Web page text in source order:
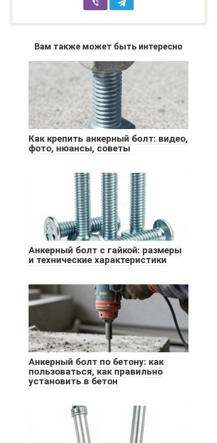
Вам также может быть интересно
Как крепить анкерный болт: видео,
фото, нюансы, советы
Анкерный болт с гайкой: размеры
и технические характеристики
Анкерный болт по бетону: как
пользоваться, как правильно
установить в бетон